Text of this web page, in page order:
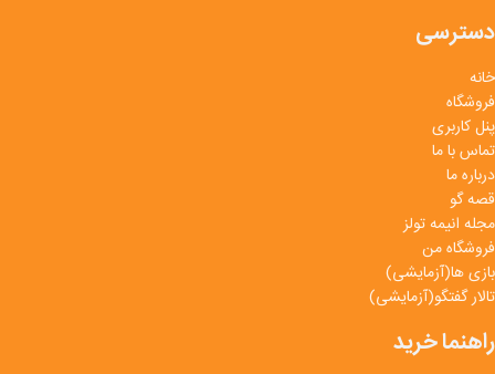
دسترسی
خانه
فروشگاه
پنل کاربری
تماس با ما
درباره ما
قصه گو
مجله انیمه تولز
فروشگاه من
بازی ها(آزمایشی)
تالار گفتگو(آزمایشی)
راهنما خرید